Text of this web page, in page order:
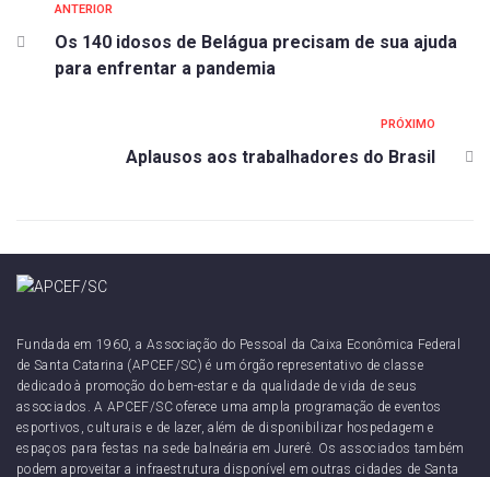
ANTERIOR
Os 140 idosos de Belágua precisam de sua ajuda
para enfrentar a pandemia
PRÓXIMO
Aplausos aos trabalhadores do Brasil
Fundada em 1960, a Associação do Pessoal da Caixa Econômica Federal
de Santa Catarina (APCEF/SC) é um órgão representativo de classe
dedicado à promoção do bem-estar e da qualidade de vida de seus
associados. A APCEF/SC oferece uma ampla programação de eventos
esportivos, culturais e de lazer, além de disponibilizar hospedagem e
espaços para festas na sede balneária em Jurerê. Os associados também
podem aproveitar a infraestrutura disponível em outras cidades de Santa